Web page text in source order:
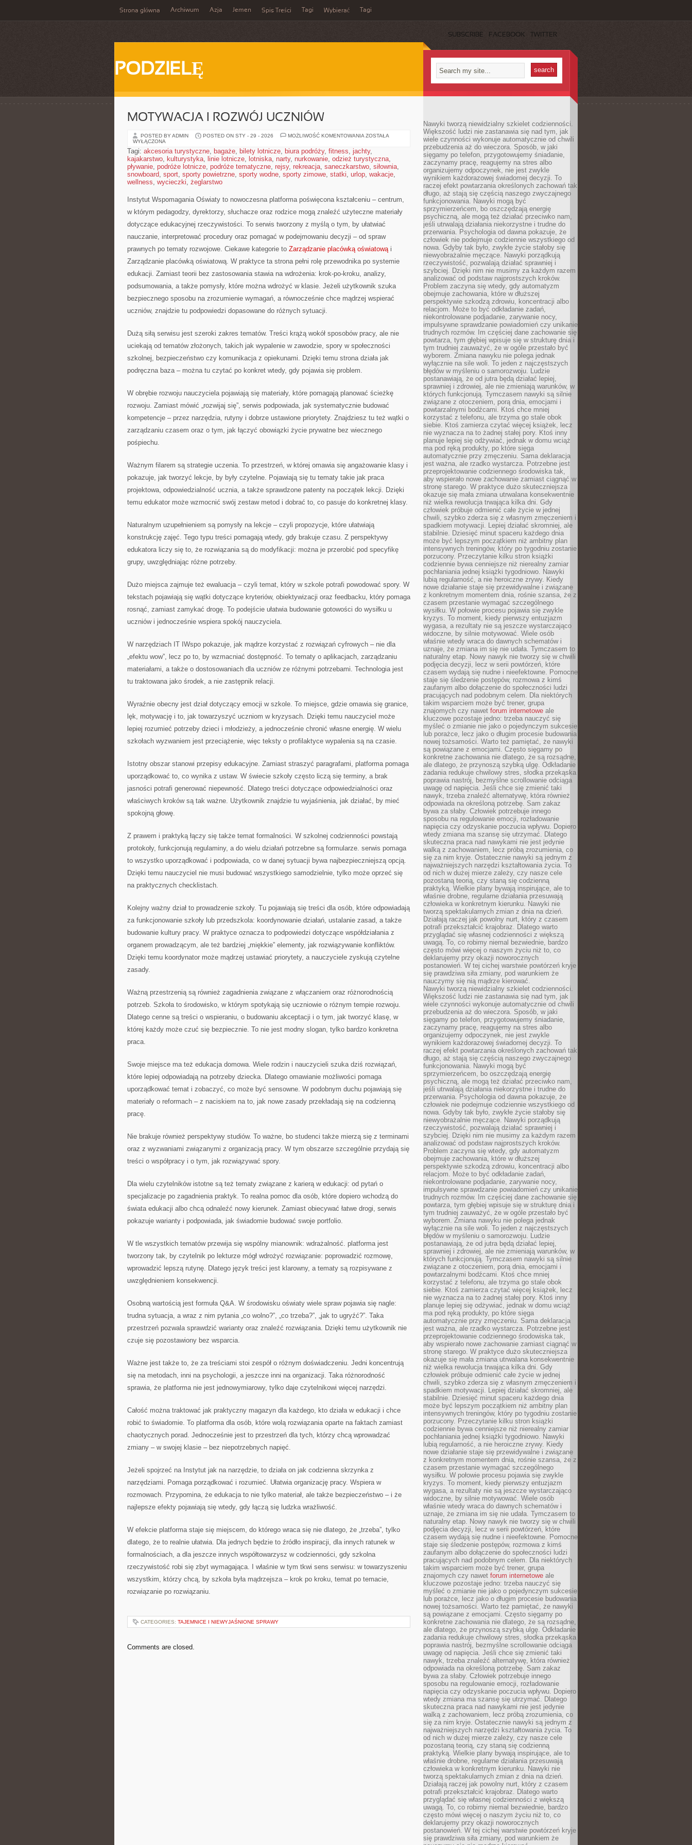
Strona główna Archiwum Azja Jemen Spis Treści Tagi Wybierać Tagi
SUBSCRIBE FACEBOOK TWITTER
PODZIELĘ
MOTYWACJA I ROZWÓJ UCZNIÓW
POSTED BY ADMIN POSTED ON STY - 29 - 2026 MOŻLIWOŚĆ KOMENTOWANIA MOTYWACJA
UCZNIÓW
ZOSTAŁA
WYŁĄCZONA
Tagi: akcesoria turystyczne, bagaże, bilety lotnicze, biura podróży, fitness, jachty,
kajakarstwo, kulturystyka, linie lotnicze, lotniska, narty, nurkowanie, odzież turystyczna,
pływanie, podróże lotnicze, podróże tematyczne, rejsy, rekreacja, saneczkarstwo, siłownia,
snowboard, sport, sporty powietrzne, sporty wodne, sporty zimowe, statki, urlop, wakacje,
wellness, wycieczki, żeglarstwo
Instytut Wspomagania Oświaty to nowoczesna platforma poświęcona kształceniu – centrum,
w którym pedagodzy, dyrektorzy, słuchacze oraz rodzice mogą znaleźć użyteczne materiały
dotyczące edukacyjnej rzeczywistości. To serwis tworzony z myślą o tym, by ułatwiać
nauczanie, interpretować procedury oraz pomagać w podejmowaniu decyzji – od spraw
prawnych po tematy rozwojowe. Ciekawe kategorie to Zarządzanie placówką oświatowąi
Zarządzanie placówką oświatową. W praktyce ta strona pełni rolę przewodnika po systemie
edukacji. Zamiast teorii bez zastosowania stawia na wdrożenia: krok-po-kroku, analizy,
podsumowania, a także pomysły, które można wdrożyć w klasie. Jeżeli użytkownik szuka
bezpiecznego sposobu na zrozumienie wymagań, a równocześnie chce mądrzej wspierać
uczniów, znajdzie tu podpowiedzi dopasowane do różnych sytuacji.
Dużą siłą serwisu jest szeroki zakres tematów. Treści krążą wokół sposobów pracy, ale nie
uciekają od tematów złożonych, takich jak wypalenie w zawodzie, spory w społeczności
szkolnej, bezpieczeństwo czy komunikacja z opiekunami. Dzięki temu strona działa jak
podręczna baza – można tu czytać po konkret wtedy, gdy pojawia się problem.
W obrębie rozwoju nauczyciela pojawiają się materiały, które pomagają planować ścieżkę
rozwoju. Zamiast mówić „rozwijaj się”, serwis podpowiada, jak systematycznie budować
kompetencje – przez narzędzia, rutyny i dobrze ustawione priorytety. Znajdziesz tu też wątki o
zarządzaniu czasem oraz o tym, jak łączyć obowiązki życie prywatne bez wiecznego
pośpiechu.
Ważnym filarem są strategie uczenia. To przestrzeń, w której omawia się angażowanie klasy i
pokazuje, jak tworzyć lekcje, by były czytelne. Pojawiają się tu tematy takie jak praca
projektowa, odpowiedzialność ucznia, a także sprawdzone patenty na początek lekcji. Dzięki
temu edukator może wzmocnić swój zestaw metod i dobrać to, co pasuje do konkretnej klasy.
Naturalnym uzupełnieniem są pomysły na lekcje – czyli propozycje, które ułatwiają
konstrukcję zajęć. Tego typu treści pomagają wtedy, gdy brakuje czasu. Z perspektywy
edukatora liczy się to, że rozwiązania są do modyfikacji: można je przerobić pod specyfikę
grupy, uwzględniając różne potrzeby.
Dużo miejsca zajmuje też ewaluacja – czyli temat, który w szkole potrafi powodować spory. W
tekstach pojawiają się wątki dotyczące kryteriów, obiektywizacji oraz feedbacku, który pomaga
rosnąć, zamiast zamykać drogę. To podejście ułatwia budowanie gotowości do wysiłku u
uczniów i jednocześnie wspiera spokój nauczyciela.
W narzędziach IT IWspo pokazuje, jak mądrze korzystać z rozwiązań cyfrowych – nie dla
„efektu wow”, lecz po to, by wzmacniać dostępność. To tematy o aplikacjach, zarządzaniu
materiałami, a także o dostosowaniach dla uczniów ze różnymi potrzebami. Technologia jest
tu traktowana jako środek, a nie zastępnik relacji.
Wyraźnie obecny jest dział dotyczący emocji w szkole. To miejsce, gdzie omawia się granice,
lęk, motywację i to, jak towarzyszyć uczniom w kryzysach. Dzięki temu nauczyciel może
lepiej rozumieć potrzeby dzieci i młodzieży, a jednocześnie chronić własne energię. W wielu
szkołach wyzwaniem jest przeciążenie, więc teksty o profilaktyce wypalenia są na czasie.
Istotny obszar stanowi przepisy edukacyjne. Zamiast straszyć paragrafami, platforma pomaga
uporządkować to, co wynika z ustaw. W świecie szkoły często liczą się terminy, a brak
jasności potrafi generować niepewność. Dlatego treści dotyczące odpowiedzialności oraz
właściwych kroków są tak ważne. Użytkownik znajdzie tu wyjaśnienia, jak działać, by mieć
spokojną głowę.
Z prawem i praktyką łączy się także temat formalności. W szkolnej codzienności powstają
protokoły, funkcjonują regulaminy, a do wielu działań potrzebne są formularze. serwis pomaga
to wszystko uporządkować i podpowiada, co w danej sytuacji bywa najbezpieczniejszą opcją.
Dzięki temu nauczyciel nie musi budować wszystkiego samodzielnie, tylko może oprzeć się
na praktycznych checklistach.
Kolejny ważny dział to prowadzenie szkoły. Tu pojawiają się treści dla osób, które odpowiadają
za funkcjonowanie szkoły lub przedszkola: koordynowanie działań, ustalanie zasad, a także
budowanie kultury pracy. W praktyce oznacza to podpowiedzi dotyczące współdziałania z
organem prowadzącym, ale też bardziej „miękkie” elementy, jak rozwiązywanie konfliktów.
Dzięki temu koordynator może mądrzej ustawiać priorytety, a nauczyciele zyskują czytelne
zasady.
Ważną przestrzenią są również zagadnienia związane z włączaniem oraz różnorodnością
potrzeb. Szkoła to środowisko, w którym spotykają się uczniowie o różnym tempie rozwoju.
Dlatego cenne są treści o wspieraniu, o budowaniu akceptacji i o tym, jak tworzyć klasę, w
której każdy może czuć się bezpiecznie. To nie jest modny slogan, tylko bardzo konkretna
praca.
Swoje miejsce ma też edukacja domowa. Wiele rodzin i nauczycieli szuka dziś rozwiązań,
które lepiej odpowiadają na potrzeby dziecka. Dlatego omawianie możliwości pomaga
uporządkować temat i zobaczyć, co może być sensowne. W podobnym duchu pojawiają się
materiały o reformach – z naciskiem na to, jak nowe zasady przekładają się na codzienną
pracę.
Nie brakuje również perspektywy studiów. To ważne, bo studenci także mierzą się z terminami
oraz z wyzwaniami związanymi z organizacją pracy. W tym obszarze szczególnie przydają się
treści o współpracy i o tym, jak rozwiązywać spory.
Dla wielu czytelników istotne są też tematy związane z karierą w edukacji: od pytań o
specjalizacje po zagadnienia praktyk. To realna pomoc dla osób, które dopiero wchodzą do
świata edukacji albo chcą odnaleźć nowy kierunek. Zamiast obiecywać łatwe drogi, serwis
pokazuje warianty i podpowiada, jak świadomie budować swoje portfolio.
W tle wszystkich tematów przewija się wspólny mianownik: wdrażalność. platforma jest
tworzony tak, by czytelnik po lekturze mógł wdrożyć rozwiązanie: poprowadzić rozmowę,
wprowadzić lepszą rutynę. Dlatego język treści jest klarowny, a tematy są rozpisywane z
uwzględnieniem konsekwencji.
Osobną wartością jest formuła Q&A. W środowisku oświaty wiele spraw pojawia się nagle:
trudna sytuacja, a wraz z nim pytania „co wolno?”, „co trzeba?”, „jak to ugryźć?”. Taka
przestrzeń pozwala sprawdzić warianty oraz znaleźć rozwiązania. Dzięki temu użytkownik nie
czuje się pozostawiony bez wsparcia.
Ważne jest także to, że za treściami stoi zespół o różnym doświadczeniu. Jedni koncentrują
się na metodach, inni na psychologii, a jeszcze inni na organizacji. Taka różnorodność
sprawia, że platforma nie jest jednowymiarowy, tylko daje czytelnikowi więcej narzędzi.
Całość można traktować jak praktyczny magazyn dla każdego, kto działa w edukacji i chce
robić to świadomie. To platforma dla osób, które wolą rozwiązania oparte na faktach zamiast
chaotycznych porad. Jednocześnie jest to przestrzeń dla tych, którzy chcą wprowadzać
zmiany – w swojej klasie – bez niepotrzebnych napięć.
Jeżeli spojrzeć na Instytut jak na narzędzie, to działa on jak codzienna skrzynka z
narzędziami. Pomaga porządkować i rozumieć. Ułatwia organizację pracy. Wspiera w
rozmowach. Przypomina, że edukacja to nie tylko materiał, ale także bezpieczeństwo – i że
najlepsze efekty pojawiają się wtedy, gdy łączą się ludzka wrażliwość.
W efekcie platforma staje się miejscem, do którego wraca się nie dlatego, że „trzeba”, tylko
dlatego, że to realnie ułatwia. Dla jednych będzie to źródło inspiracji, dla innych ratunek w
formalnościach, a dla jeszcze innych współtowarzysz w codzienności, gdy szkolna
rzeczywistość robi się zbyt wymagająca. I właśnie w tym tkwi sens serwisu: w towarzyszeniu
wszystkim, którzy chcą, by szkoła była mądrzejsza – krok po kroku, temat po temacie,
rozwiązanie po rozwiązaniu.
CATEGORIES: TAJEMNICE I NIEWYJAŚNIONE SPRAWY
Comments are closed.
Nawyki tworzą niewidzialny szkielet codzienności.
Większość ludzi nie zastanawia się nad tym, jak
wiele czynności wykonuje automatycznie od chwili
przebudzenia aż do wieczora. Sposób, w jaki
sięgamy po telefon, przygotowujemy śniadanie,
zaczynamy pracę, reagujemy na stres albo
organizujemy odpoczynek, nie jest zwykle
wynikiem każdorazowej świadomej decyzji. To
raczej efekt powtarzania określonych zachowań tak
długo, aż stają się częścią naszego zwyczajnego
funkcjonowania. Nawyki mogą być
sprzymierzeńcem, bo oszczędzają energię
psychiczną, ale mogą też działać przeciwko nam,
jeśli utrwalają działania niekorzystne i trudne do
przerwania. Psychologia od dawna pokazuje, że
człowiek nie podejmuje codziennie wszystkiego od
nowa. Gdyby tak było, zwykłe życie stałoby się
niewyobrażalnie męczące. Nawyki porządkują
rzeczywistość, pozwalają działać sprawniej i
szybciej. Dzięki nim nie musimy za każdym razem
analizować od podstaw najprostszych kroków.
Problem zaczyna się wtedy, gdy automatyzm
obejmuje zachowania, które w dłuższej
perspektywie szkodzą zdrowiu, koncentracji albo
relacjom. Może to być odkładanie zadań,
niekontrolowane podjadanie, zarywanie nocy,
impulsywne sprawdzanie powiadomień czy unikanie
trudnych rozmów. Im częściej dane zachowanie się
powtarza, tym głębiej wpisuje się w strukturę dnia i
tym trudniej zauważyć, że w ogóle przestało być
wyborem. Zmiana nawyku nie polega jednak
wyłącznie na sile woli. To jeden z najczęstszych
błędów w myśleniu o samorozwoju. Ludzie
postanawiają, że od jutra będą działać lepiej,
sprawniej i zdrowiej, ale nie zmieniają warunków, w
których funkcjonują. Tymczasem nawyki są silnie
związane z otoczeniem, porą dnia, emocjami i
powtarzalnymi bodźcami. Ktoś chce mniej
korzystać z telefonu, ale trzyma go stale obok
siebie. Ktoś zamierza czytać więcej książek, lecz
nie wyznacza na to żadnej stałej pory. Ktoś inny
planuje lepiej się odżywiać, jednak w domu wciąż
ma pod ręką produkty, po które sięga
automatycznie przy zmęczeniu. Sama deklaracja
jest ważna, ale rzadko wystarcza. Potrzebne jest
przeprojektowanie codziennego środowiska tak,
aby wspierało nowe zachowanie zamiast ciągnąć w
stronę starego. W praktyce dużo skuteczniejsza
okazuje się mała zmiana utrwalana konsekwentnie
niż wielka rewolucja trwająca kilka dni. Gdy
człowiek próbuje odmienić całe życie w jednej
chwili, szybko zderza się z własnym zmęczeniem i
spadkiem motywacji. Lepiej działać skromniej, ale
stabilnie. Dziesięć minut spaceru każdego dnia
może być lepszym początkiem niż ambitny plan
intensywnych treningów, który po tygodniu zostanie
porzucony. Przeczytanie kilku stron książki
codziennie bywa cenniejsze niż nierealny zamiar
pochłaniania jednej książki tygodniowo. Nawyki
lubią regularność, a nie heroiczne zrywy. Kiedy
nowe działanie staje się przewidywalne i związane
z konkretnym momentem dnia, rośnie szansa, że z
czasem przestanie wymagać szczególnego
wysiłku. W połowie procesu pojawia się zwykle
kryzys. To moment, kiedy pierwszy entuzjazm
wygasa, a rezultaty nie są jeszcze wystarczająco
widoczne, by silnie motywować. Wiele osób
właśnie wtedy wraca do dawnych schematów i
uznaje, że zmiana im się nie udała. Tymczasem to
naturalny etap. Nowy nawyk nie tworzy się w chwili
podjęcia decyzji, lecz w serii powtórzeń, które
czasem wydają się nudne i nieefektowne. Pomocne
staje się śledzenie postępów, rozmowa z kimś
zaufanym albo dołączenie do społeczności ludzi
pracujących nad podobnym celem. Dla niektórych
takim wsparciem może być trener, grupa
znajomych czy nawet forum internetowe ale
kluczowe pozostaje jedno: trzeba nauczyć się
myśleć o zmianie nie jako o pojedynczym sukcesie
lub porażce, lecz jako o długim procesie budowania
nowej tożsamości. Warto też pamiętać, że nawyki
są powiązane z emocjami. Często sięgamy po
konkretne zachowania nie dlatego, że są rozsądne,
ale dlatego, że przynoszą szybką ulgę. Odkładanie
zadania redukuje chwilowy stres, słodka przekąska
poprawia nastrój, bezmyślne scrollowanie odciąga
uwagę od napięcia. Jeśli chce się zmienić taki
nawyk, trzeba znaleźć alternatywę, która również
odpowiada na określoną potrzebę. Sam zakaz
bywa za słaby. Człowiek potrzebuje innego
sposobu na regulowanie emocji, rozładowanie
napięcia czy odzyskanie poczucia wpływu. Dopiero
wtedy zmiana ma szansę się utrzymać. Dlatego
skuteczna praca nad nawykami nie jest jedynie
walką z zachowaniem, lecz próbą zrozumienia, co
się za nim kryje. Ostatecznie nawyki są jednym z
najważniejszych narzędzi kształtowania życia. To
od nich w dużej mierze zależy, czy nasze cele
pozostaną teorią, czy staną się codzienną
praktyką. Wielkie plany bywają inspirujące, ale to
właśnie drobne, regularne działania przesuwają
człowieka w konkretnym kierunku. Nawyki nie
tworzą spektakularnych zmian z dnia na dzień.
Działają raczej jak powolny nurt, który z czasem
potrafi przekształcić krajobraz. Dlatego warto
przyglądać się własnej codzienności z większą
uwagą. To, co robimy niemal bezwiednie, bardzo
często mówi więcej o naszym życiu niż to, co
deklarujemy przy okazji noworocznych
postanowień. W tej cichej warstwie powtórzeń kryje
się prawdziwa siła zmiany, pod warunkiem że
nauczymy się nią mądrze kierować.
Nawyki tworzą niewidzialny szkielet codzienności.
Większość ludzi nie zastanawia się nad tym, jak
wiele czynności wykonuje automatycznie od chwili
przebudzenia aż do wieczora. Sposób, w jaki
sięgamy po telefon, przygotowujemy śniadanie,
zaczynamy pracę, reagujemy na stres albo
organizujemy odpoczynek, nie jest zwykle
wynikiem każdorazowej świadomej decyzji. To
raczej efekt powtarzania określonych zachowań tak
długo, aż stają się częścią naszego zwyczajnego
funkcjonowania. Nawyki mogą być
sprzymierzeńcem, bo oszczędzają energię
psychiczną, ale mogą też działać przeciwko nam,
jeśli utrwalają działania niekorzystne i trudne do
przerwania. Psychologia od dawna pokazuje, że
człowiek nie podejmuje codziennie wszystkiego od
nowa. Gdyby tak było, zwykłe życie stałoby się
niewyobrażalnie męczące. Nawyki porządkują
rzeczywistość, pozwalają działać sprawniej i
szybciej. Dzięki nim nie musimy za każdym razem
analizować od podstaw najprostszych kroków.
Problem zaczyna się wtedy, gdy automatyzm
obejmuje zachowania, które w dłuższej
perspektywie szkodzą zdrowiu, koncentracji albo
relacjom. Może to być odkładanie zadań,
niekontrolowane podjadanie, zarywanie nocy,
impulsywne sprawdzanie powiadomień czy unikanie
trudnych rozmów. Im częściej dane zachowanie się
powtarza, tym głębiej wpisuje się w strukturę dnia i
tym trudniej zauważyć, że w ogóle przestało być
wyborem. Zmiana nawyku nie polega jednak
wyłącznie na sile woli. To jeden z najczęstszych
błędów w myśleniu o samorozwoju. Ludzie
postanawiają, że od jutra będą działać lepiej,
sprawniej i zdrowiej, ale nie zmieniają warunków, w
których funkcjonują. Tymczasem nawyki są silnie
związane z otoczeniem, porą dnia, emocjami i
powtarzalnymi bodźcami. Ktoś chce mniej
korzystać z telefonu, ale trzyma go stale obok
siebie. Ktoś zamierza czytać więcej książek, lecz
nie wyznacza na to żadnej stałej pory. Ktoś inny
planuje lepiej się odżywiać, jednak w domu wciąż
ma pod ręką produkty, po które sięga
automatycznie przy zmęczeniu. Sama deklaracja
jest ważna, ale rzadko wystarcza. Potrzebne jest
przeprojektowanie codziennego środowiska tak,
aby wspierało nowe zachowanie zamiast ciągnąć w
stronę starego. W praktyce dużo skuteczniejsza
okazuje się mała zmiana utrwalana konsekwentnie
niż wielka rewolucja trwająca kilka dni. Gdy
człowiek próbuje odmienić całe życie w jednej
chwili, szybko zderza się z własnym zmęczeniem i
spadkiem motywacji. Lepiej działać skromniej, ale
stabilnie. Dziesięć minut spaceru każdego dnia
może być lepszym początkiem niż ambitny plan
intensywnych treningów, który po tygodniu zostanie
porzucony. Przeczytanie kilku stron książki
codziennie bywa cenniejsze niż nierealny zamiar
pochłaniania jednej książki tygodniowo. Nawyki
lubią regularność, a nie heroiczne zrywy. Kiedy
nowe działanie staje się przewidywalne i związane
z konkretnym momentem dnia, rośnie szansa, że z
czasem przestanie wymagać szczególnego
wysiłku. W połowie procesu pojawia się zwykle
kryzys. To moment, kiedy pierwszy entuzjazm
wygasa, a rezultaty nie są jeszcze wystarczająco
widoczne, by silnie motywować. Wiele osób
właśnie wtedy wraca do dawnych schematów i
uznaje, że zmiana im się nie udała. Tymczasem to
naturalny etap. Nowy nawyk nie tworzy się w chwili
podjęcia decyzji, lecz w serii powtórzeń, które
czasem wydają się nudne i nieefektowne. Pomocne
staje się śledzenie postępów, rozmowa z kimś
zaufanym albo dołączenie do społeczności ludzi
pracujących nad podobnym celem. Dla niektórych
takim wsparciem może być trener, grupa
znajomych czy nawet forum internetowe ale
kluczowe pozostaje jedno: trzeba nauczyć się
myśleć o zmianie nie jako o pojedynczym sukcesie
lub porażce, lecz jako o długim procesie budowania
nowej tożsamości. Warto też pamiętać, że nawyki
są powiązane z emocjami. Często sięgamy po
konkretne zachowania nie dlatego, że są rozsądne,
ale dlatego, że przynoszą szybką ulgę. Odkładanie
zadania redukuje chwilowy stres, słodka przekąska
poprawia nastrój, bezmyślne scrollowanie odciąga
uwagę od napięcia. Jeśli chce się zmienić taki
nawyk, trzeba znaleźć alternatywę, która również
odpowiada na określoną potrzebę. Sam zakaz
bywa za słaby. Człowiek potrzebuje innego
sposobu na regulowanie emocji, rozładowanie
napięcia czy odzyskanie poczucia wpływu. Dopiero
wtedy zmiana ma szansę się utrzymać. Dlatego
skuteczna praca nad nawykami nie jest jedynie
walką z zachowaniem, lecz próbą zrozumienia, co
się za nim kryje. Ostatecznie nawyki są jednym z
najważniejszych narzędzi kształtowania życia. To
od nich w dużej mierze zależy, czy nasze cele
pozostaną teorią, czy staną się codzienną
praktyką. Wielkie plany bywają inspirujące, ale to
właśnie drobne, regularne działania przesuwają
człowieka w konkretnym kierunku. Nawyki nie
tworzą spektakularnych zmian z dnia na dzień.
Działają raczej jak powolny nurt, który z czasem
potrafi przekształcić krajobraz. Dlatego warto
przyglądać się własnej codzienności z większą
uwagą. To, co robimy niemal bezwiednie, bardzo
często mówi więcej o naszym życiu niż to, co
deklarujemy przy okazji noworocznych
postanowień. W tej cichej warstwie powtórzeń kryje
się prawdziwa siła zmiany, pod warunkiem że